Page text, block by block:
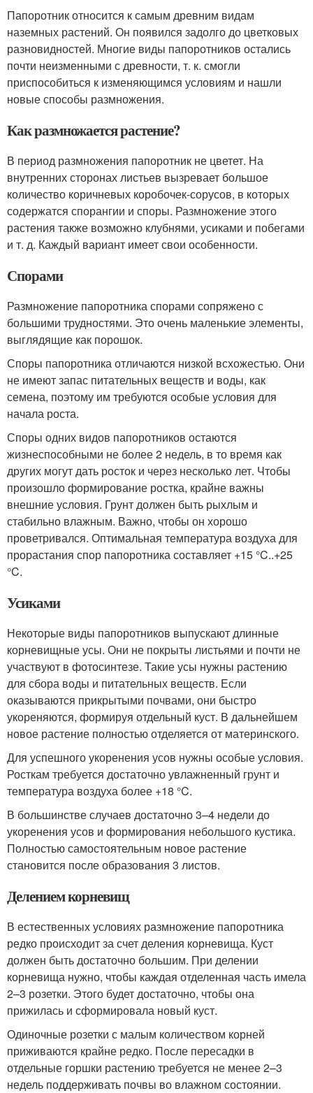
Папоротник относится к самым древним видам
наземных растений. Он появился задолго до цветковых
разновидностей. Многие виды папоротников остались
почти неизменными с древности, т. к. смогли
приспособиться к изменяющимся условиям и нашли
новые способы размножения.
Как размножается растение?
В период размножения папоротник не цветет. На
внутренних сторонах листьев вызревает большое
количество коричневых коробочек-сорусов, в которых
содержатся спорангии и споры. Размножение этого
растения также возможно клубнями, усиками и побегами
и т. д. Каждый вариант имеет свои особенности.
Спорами
Размножение папоротника спорами сопряжено с
большими трудностями. Это очень маленькие элементы,
выглядящие как порошок.
Споры папоротника отличаются низкой всхожестью. Они
не имеют запас питательных веществ и воды, как
семена, поэтому им требуются особые условия для
начала роста.
Споры одних видов папоротников остаются
жизнеспособными не более 2 недель, в то время как
других могут дать росток и через несколько лет. Чтобы
произошло формирование ростка, крайне важны
внешние условия. Грунт должен быть рыхлым и
стабильно влажным. Важно, чтобы он хорошо
проветривался. Оптимальная температура воздуха для
прорастания спор папоротника составляет +15 °C..+25
°C.
Усиками
Некоторые виды папоротников выпускают длинные
корневищные усы. Они не покрыты листьями и почти не
участвуют в фотосинтезе. Такие усы нужны растению
для сбора воды и питательных веществ. Если
оказываются прикрытыми почвами, они быстро
укореняются, формируя отдельный куст. В дальнейшем
новое растение полностью отделяется от материнского.
Для успешного укоренения усов нужны особые условия.
Росткам требуется достаточно увлажненный грунт и
температура воздуха более +18 °C.
В большинстве случаев достаточно 3–4 недели до
укоренения усов и формирования небольшого кустика.
Полностью самостоятельным новое растение
становится после образования 3 листов.
Делением корневищ
В естественных условиях размножение папоротника
редко происходит за счет деления корневища. Куст
должен быть достаточно большим. При делении
корневища нужно, чтобы каждая отделенная часть имела
2–3 розетки. Этого будет достаточно, чтобы она
прижилась и сформировала новый куст.
Одиночные розетки с малым количеством корней
приживаются крайне редко. После пересадки в
отдельные горшки растению требуется не менее 2–3
недель поддерживать почвы во влажном состоянии.